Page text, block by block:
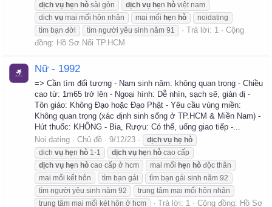
dịch vụ hẹn hò sài gòn dịch vụ hẹn hò việt nam
dich vụ mai mối hôn nhân mai mối hẹn hò
noidating
tìm bạn đời
tìm người yêu sinh năm 91 Trả lời: 1
Cộng
đồng: Hồ Sơ Nối TP.HCM
Nữ - 1992
=> Cần tìm đối tượng - Nam sinh năm: không quan trọng - Chiều
cao từ: 1m65 trở lên - Ngoại hình: Dễ nhìn, sạch sẽ, giản dị -
Tôn giáo: Không Đạo hoặc Đạo Phật - Yêu cầu vùng miền:
Không quan trọng (xác định sinh sống ở TP.HCM & Miền Nam) -
Hút thuốc: KHÔNG - Bia, Rượu: Có thể, uống giao tiếp -...
Noi.dating
Chủ đề 9/12/23 dịch vụ hẹ hò
dich vụ hẹn hò 1-1 dịch vụ hẹn hò cao cấp
dịch vụ hẹn hò cao cấp ở hcm mai mối hẹn hò độc thân
mai mối kết hôn
tìm bạn gái
tìm bạn gái sinh năm 92
tìm người yêu sinh năm 92
trung tâm mai mối hôn nhân
trung tâm mai mối két hôn ở hcm
Trả lời: 1 Cộng đồng: Hồ Sơ